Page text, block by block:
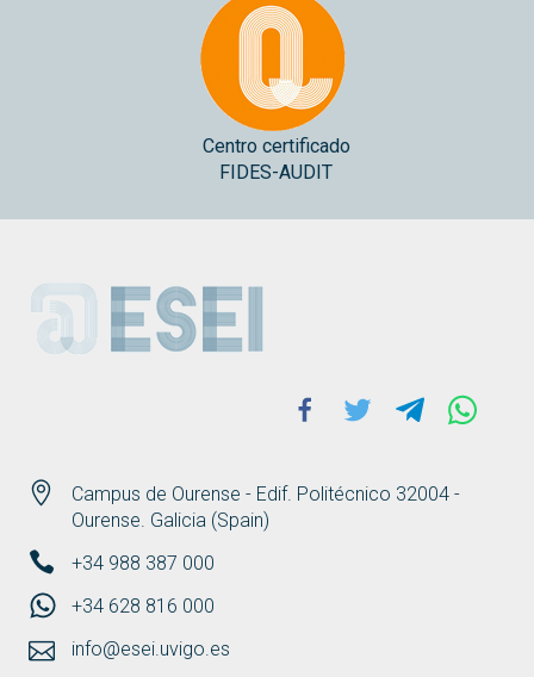
Centro certificado
FIDES-AUDIT
ESEI
Campus de Ourense - Edif. Politécnico 32004 -
Ourense. Galicia (Spain)
+34 988 387 000
+34 628 816 000
info@esei.uvigo.es
Facebook
Twitter Telegram